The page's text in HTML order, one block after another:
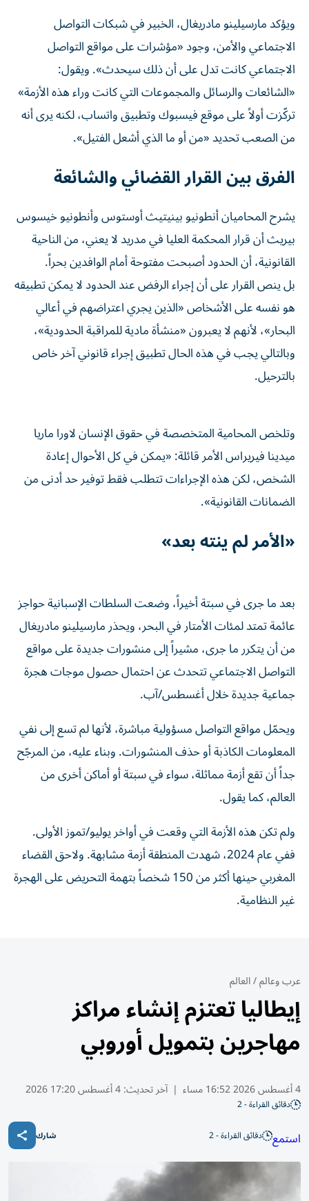
ويؤكد مارسيلينو مادريغال، الخبير في شبكات التواصل
الاجتماعي والأمن، وجود «مؤشرات على مواقع التواصل
الاجتماعي كانت تدل على أن ذلك سيحدث». ويقول:
«الشائعات والرسائل والمجموعات التي كانت وراء هذه الأزمة»
تركّزت أولاً على موقع فيسبوك وتطبيق واتساب، لكنه يرى أنه
من الصعب تحديد «من أو ما الذي أشعل الفتيل».
الفرق بين القرار القضائي والشائعة
يشرح المحاميان أنطونيو بينيتيث أوستوس وأنطونيو خيسوس
بيريث أن قرار المحكمة العليا في مدريد لا يعني، من الناحية
القانونية، أن الحدود أصبحت مفتوحة أمام الوافدين بحراً.
بل ينص القرار على أن إجراء الرفض عند الحدود لا يمكن تطبيقه
هو نفسه على الأشخاص «الذين يجري اعتراضهم في أعالي
البحار»، لأنهم لا يعبرون «منشأة مادية للمراقبة الحدودية»،
وبالتالي يجب في هذه الحال تطبيق إجراء قانوني آخر خاص
بالترحيل.
وتلخص المحامية المتخصصة في حقوق الإنسان لاورا ماريا
ميدينا فيريراس الأمر قائلة: «يمكن في كل الأحوال إعادة
الشخص، لكن هذه الإجراءات تتطلب فقط توفير حد أدنى من
الضمانات القانونية».
«الأمر لم ينته بعد»
بعد ما جرى في سبتة أخيراً، وضعت السلطات الإسبانية حواجز
عائمة تمتد لمئات الأمتار في البحر، ويحذر مارسيلينو مادريغال
من أن يتكرر ما جرى، مشيراً إلى منشورات جديدة على مواقع
التواصل الاجتماعي تتحدث عن احتمال حصول موجات هجرة
جماعية جديدة خلال أغسطس/آب.
ويحمّل مواقع التواصل مسؤولية مباشرة، لأنها لم تسع إلى نفي
المعلومات الكاذبة أو حذف المنشورات. وبناء عليه، من المرجّح
جداً أن تقع أزمة مماثلة، سواء في سبتة أو أماكن أخرى من
العالم، كما يقول.
ولم تكن هذه الأزمة التي وقعت في أواخر يوليو/تموز الأولى.
ففي عام 2024، شهدت المنطقة أزمة مشابهة. ولاحق القضاء
المغربي حينها أكثر من 150 شخصاً بتهمة التحريض على الهجرة
غير النظامية.
عرب وعالم/العالم
إيطاليا تعتزم إنشاء مراكز
مهاجرين بتمويل أوروبي
4 أغسطس 2026 16:52 مساء | آخر تحديث:4 أغسطس 17:20 2026
دقائق القراءة - 2
استمع دقائق القراءة - 2 شارك